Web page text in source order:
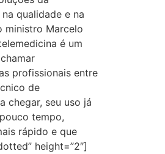
qualidade e na
ministro Marcelo
é um
profissionais entre
de
chegar, seu uso já
tempo,
rápido e que
height=”2″]